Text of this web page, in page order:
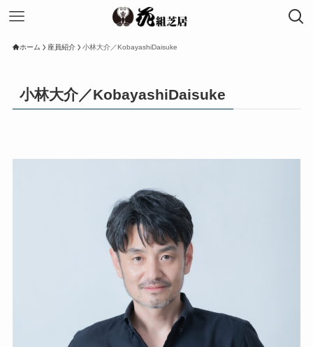
ホーム 座員紹介 小林大介／KobayashiDaisuke
小林大介／KobayashiDaisuke